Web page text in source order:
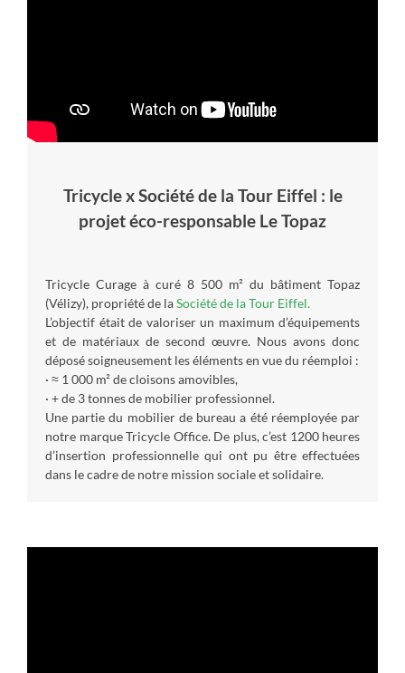
Tricycle x Société de la Tour Eiffel : le
projet éco-responsable Le Topaz
Tricycle Curage à curé 8 500 m² du bâtiment Topaz
(Vélizy), propriété de laSociété de la Tour Eiffel.
L’objectif était de valoriser un maximum d’équipements
et de matériaux de second œuvre. Nous avons donc
déposé soigneusement les éléments en vue du réemploi :
· ≈ 1 000 m² de cloisons amovibles,
· + de 3 tonnes de mobilier professionnel.
Une partie du mobilier de bureau a été réemployée par
notre marque Tricycle Office. De plus, c’est 1200 heures
d’insertion professionnelle qui ont pu être effectuées
dans le cadre de notre mission sociale et solidaire.